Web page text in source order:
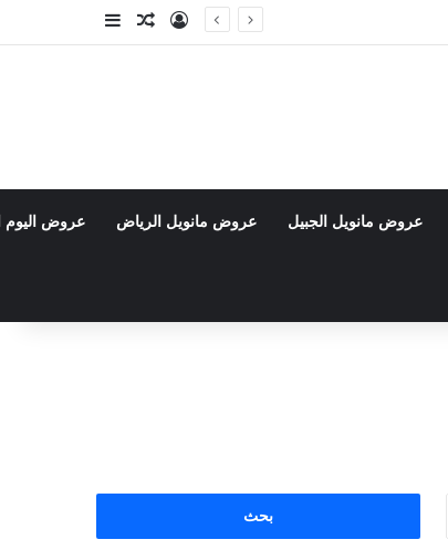
تسجيل الدخول
مقال عشوائي
إضافة عمود
عروض مانويل الجبيل عروض مانويل الرياض عروض اليوم